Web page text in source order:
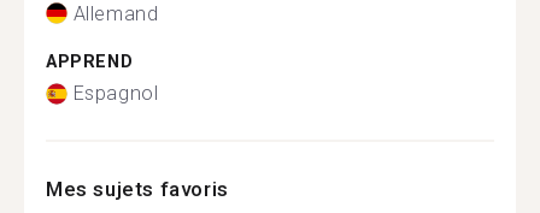
Allemand
APPREND
Espagnol
Mes sujets favoris